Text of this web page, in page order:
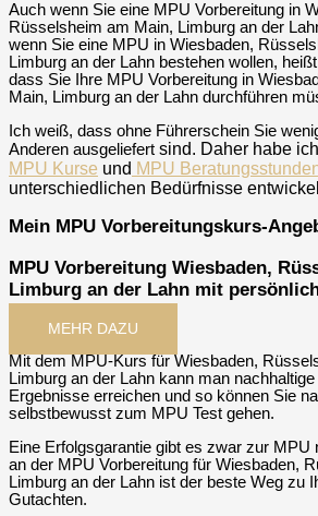
Auch wenn Sie eine MPU Vorbereitung in
Rüsselsheim am Main, Limburg an der
wenn Sie eine MPU in Wiesbaden,
Limburg an der Lahn bestehen wollen,
dass Sie Ihre MPU Vorbereitung in
Main, Limburg an der Lahn durchführen
Ich weiß, dass ohne Führerschein Sie
Anderen ausgeliefert sind. Daher habe ich
MPU Kurse und MPU
unterschiedlichen Bedürfnisse
Mein MPU Vorbereitungskurs-
MPU Vorbereitung Wiesbaden,
Limburg an der Lahn mit
MEHR DAZU
Mit dem MPU-Kurs für Wiesbaden,
Limburg an der Lahn kann man
Ergebnisse erreichen und so können Sie
selbstbewusst zum MPU Test gehen.
Eine Erfolgsgarantie gibt es zwar zur MPU
an der MPU Vorbereitung für Wiesbaden,
Limburg an der Lahn ist der beste Weg zu
Gutachten.